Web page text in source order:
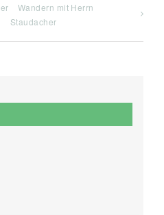
Wandern mit Herrn
Staudacher